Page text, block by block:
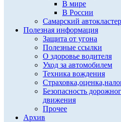
В мире
В России
Самарский автокластер
Полезная информация
Защита от угона
Полезные ссылки
О здоровье водителя
Уход за автомобилем
Техника вождения
Безопасность
движения
Прочее
Архив